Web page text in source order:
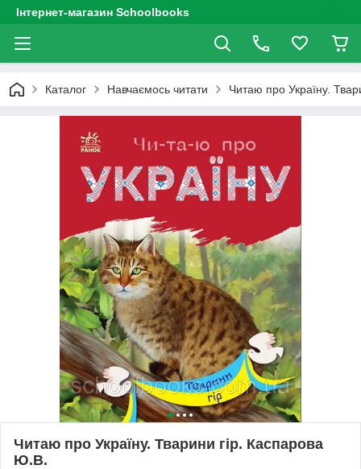
Інтернет-магазин Schoolbooks
Каталог Навчаємось читати Читаю про Україну.
Читаю про Україну. Тварини гір. Каспарова
Ю.В.